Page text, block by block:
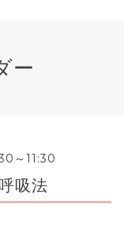
ー
～11:30
吸法